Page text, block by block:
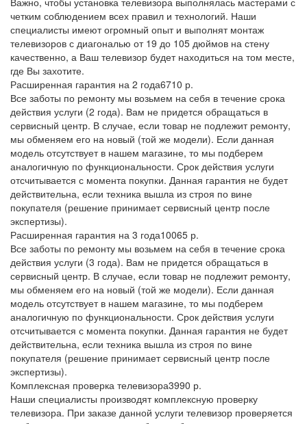
четким соблюдением всех правил и технологий. Наши
специалисты имеют огромный опыт и выполнят монтаж
телевизоров с диагональю от 19 до 105 дюймов на стену
качественно, а Ваш телевизор будет находиться на том месте,
где Вы захотите.
Расширенная гарантия на 2 года6710 р.
Все заботы по ремонту мы возьмем на себя в течение срока
действия услуги (2 года). Вам не придется обращаться в
сервисный центр. В случае, если товар не подлежит ремонту,
мы обменяем его на новый (той же модели). Если данная
модель отсутствует в нашем магазине, то мы подберем
аналогичную по функциональности. Срок действия услуги
отсчитывается с момента покупки. Данная гарантия не будет
действительна, если техника вышла из строя по вине
покупателя (решение принимает сервисный центр после
экспертизы).
Расширенная гарантия на 3 года10065 р.
Все заботы по ремонту мы возьмем на себя в течение срока
действия услуги (3 года). Вам не придется обращаться в
сервисный центр. В случае, если товар не подлежит ремонту,
мы обменяем его на новый (той же модели). Если данная
модель отсутствует в нашем магазине, то мы подберем
аналогичную по функциональности. Срок действия услуги
отсчитывается с момента покупки. Данная гарантия не будет
действительна, если техника вышла из строя по вине
покупателя (решение принимает сервисный центр после
экспертизы).
Комплексная проверка телевизора3990 р.
Наши специалисты производят комплексную проверку
телевизора. При заказе данной услуги телевизор проверяется